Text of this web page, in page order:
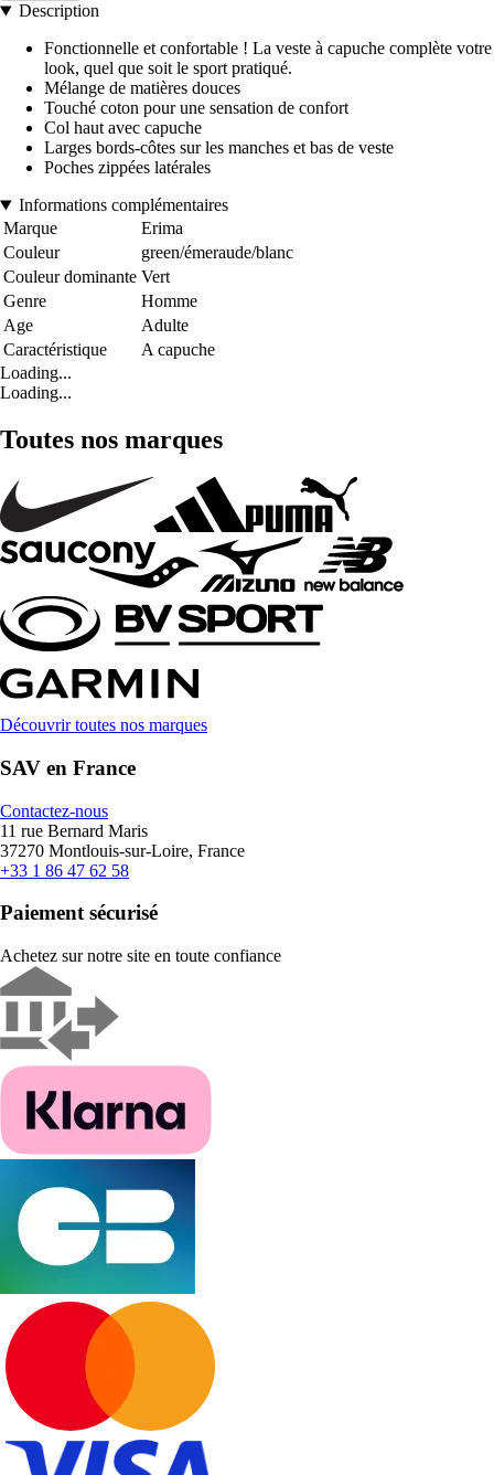
Description
Fonctionnelle et confortable ! La veste à capuche complète votre
look, quel que soit le sport pratiqué.
Mélange de matières douces
Touché coton pour une sensation de confort
Col haut avec capuche
Larges bords-côtes sur les manches et bas de veste
Poches zippées latérales
Informations complémentaires
Marque
Erima
Couleur
green/émeraude/blanc
Couleur dominante Vert
Genre
Homme
Age
Adulte
Caractéristique
A capuche
Loading...
Loading...
Toutes nos marques
Découvrir toutes nos marques
SAV en France
Contactez-nous
11 rue Bernard Maris
37270 Montlouis-sur-Loire, France
+33 1 86 47 62 58
Paiement sécurisé
Achetez sur notre site en toute confiance